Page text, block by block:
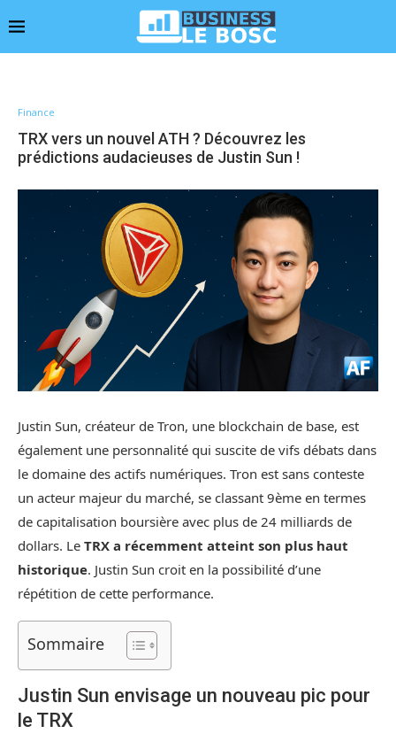
Finance
TRX vers un nouvel ATH ? Découvrez les
prédictions audacieuses de Justin Sun !
Justin Sun, créateur de Tron, une blockchain de base, est
également une personnalité qui suscite de vifs débats dans
le domaine des actifs numériques. Tron est sans conteste
un acteur majeur du marché, se classant 9ème en termes
de capitalisation boursière avec plus de 24 milliards de
dollars. Le TRX a récemment atteint son plus haut
historique. Justin Sun croit en la possibilité d’une
répétition de cette performance.
Sommaire
Justin Sun envisage un nouveau pic pour
le TRX